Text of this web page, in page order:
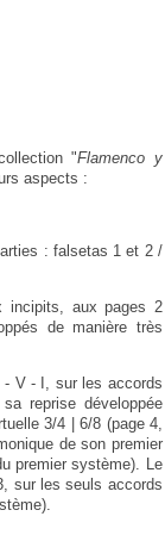
"Flamenco y
aspects :
: falsetas 1 et 2 /
incipits, aux pages 2
de manière très
- V - I, sur les accords
reprise développée
3/4 | 6/8 (page 4,
de son premier
premier système). Le
sur les seuls accords